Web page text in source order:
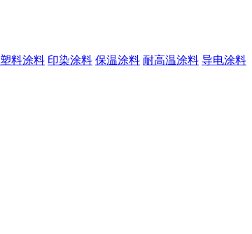
塑料涂料 印染涂料 保温涂料 耐高温涂料 导电涂料